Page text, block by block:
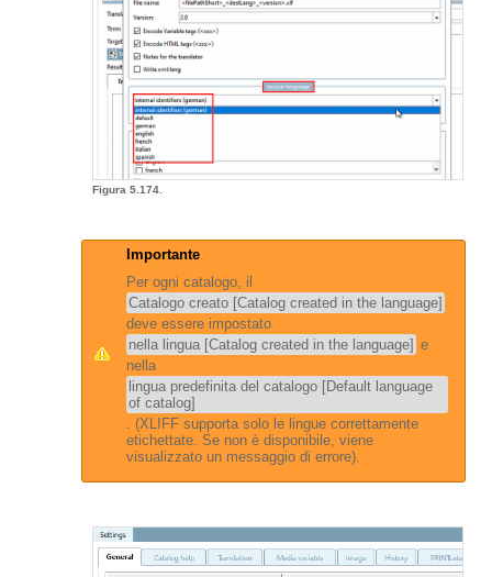
Figura 5.174.
Importante
Per ogni catalogo, il
Catalogo creato [Catalog created in the language]
deve essere impostato
nella lingua [Catalog created in the language] e
nella
lingua predefinita del catalogo [Default language
of catalog]
. (XLIFF supporta solo le lingue correttamente
etichettate. Se non è disponibile, viene
visualizzato un messaggio di errore).